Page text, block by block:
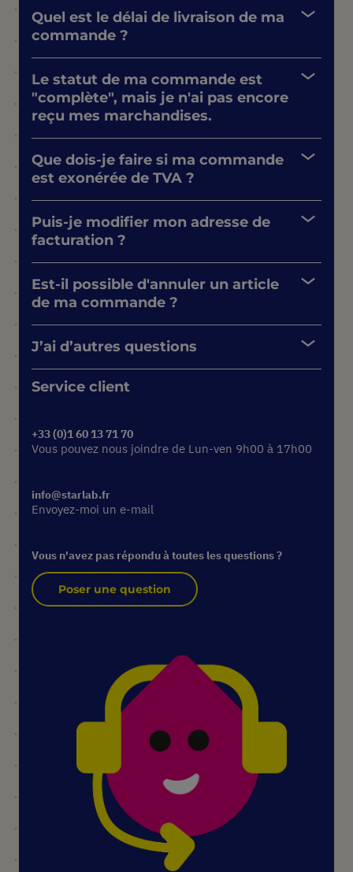
Quel est le délai de livraison de ma
commande ?
Le statut de ma commande est
"complète", mais je n'ai pas encore
reçu mes marchandises.
Que dois-je faire si ma commande
est exonérée de TVA ?
Puis-je modifier mon adresse de
facturation ?
Est-il possible d'annuler un article
de ma commande ?
J’ai d’autres questions
Service client
+33 (0)1 60 13 71 70
Vous pouvez nous joindre de Lun-ven 9h00 à 17h00
info@starlab.fr
Envoyez-moi un e-mail
Vous n'avez pas répondu à toutes les questions ?
Poser une question